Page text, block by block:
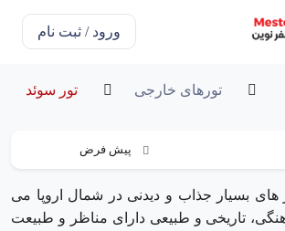
ورود / ثبت نام
تورهای خارجی تور سوئد
بسیار جذاب و دیدنی در شمال اروپا می
تاریخی و طبیعی دارای مناظر و طبیعت